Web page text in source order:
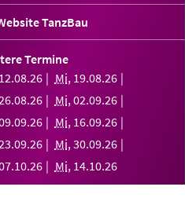
TanzBau
Termine
12.08.26 Mi, 19.08.26
.08.26 Mi,02.09.26
.09.26 Mi, 16.09.26
.09.26 Mi,30.09.26
.10.26 Mi, 14.10.26